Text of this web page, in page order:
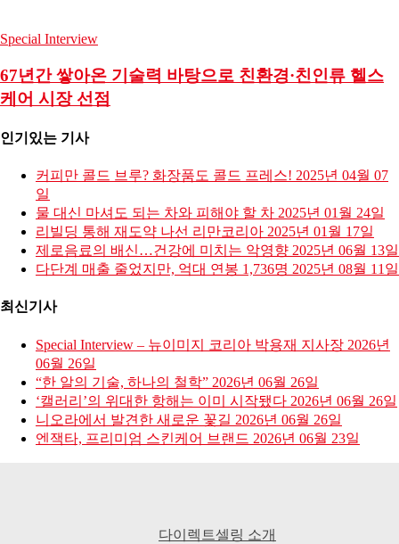
Special Interview
67년간 쌓아온 기술력 바탕으로 친환경·친인류 헬스
케어 시장 선점
인기있는 기사
커피만 콜드 브루? 화장품도 콜드 프레스! 2025년 04월 07
일
물 대신 마셔도 되는 차와 피해야 할 차 2025년 01월 24일
리빌딩 통해 재도약 나선 리만코리아 2025년 01월 17일
제로음료의 배신…건강에 미치는 악영향 2025년 06월 13일
다단계 매출 줄었지만, 억대 연봉 1,736명 2025년 08월 11일
최신기사
Special Interview – 뉴이미지 코리아 박용재 지사장 2026년
06월 26일
“한 알의 기술, 하나의 철학” 2026년 06월 26일
‘캘러리’의 위대한 항해는 이미 시작됐다 2026년 06월 26일
니오라에서 발견한 새로운 꽃길 2026년 06월 26일
엔잭타, 프리미엄 스킨케어 브랜드 2026년 06월 23일
다이렉트셀링 소개